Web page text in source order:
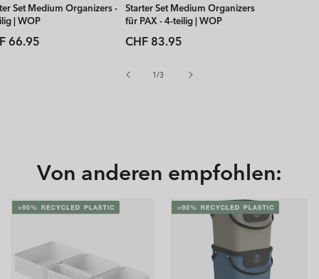
Set Medium Organizers -
| WOP
66.95
Starter Set Medium Organizers
für PAX - 4-teilig | WOP
Normaler
CHF 83.95
1/
von
3
Von anderen empfohlen: